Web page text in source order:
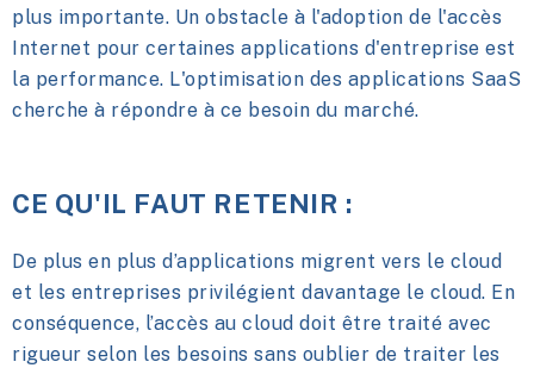
plus importante. Un obstacle à l'adoption de l'accès
Internet pour certaines applications d'entreprise est
la performance. L'optimisation des applications SaaS
cherche à répondre à ce besoin du marché.
CE QU'IL FAUT RETENIR :
De plus en plus d’applications migrent vers le cloud
et les entreprises privilégient davantage le cloud. En
conséquence, l’accès au cloud doit être traité avec
rigueur selon les besoins sans oublier de traiter les